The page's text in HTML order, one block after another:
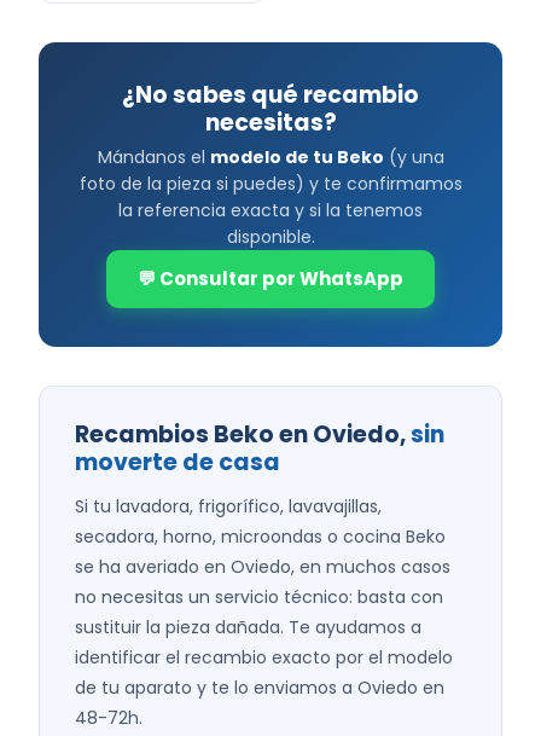
¿No sabes qué recambio
necesitas?
Mándanos el modelo de tu Beko (y una
foto de la pieza si puedes) y te confirmamos
la referencia exacta y si la tenemos
disponible.
💬 Consultar por WhatsApp
Recambios Beko en Oviedo,sin
moverte de casa
Si tu lavadora, frigorífico, lavavajillas,
secadora, horno, microondas o cocina Beko
se ha averiado en Oviedo, en muchos casos
no necesitas un servicio técnico: basta con
sustituir la pieza dañada. Te ayudamos a
identificar el recambio exacto por el modelo
de tu aparato y te lo enviamos a Oviedo en
48-72h.